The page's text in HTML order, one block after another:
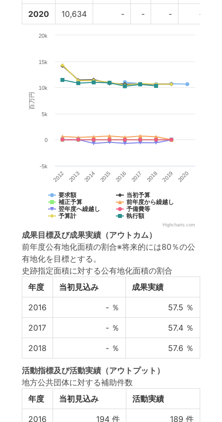
2020 10,634 - - - -
百万円
要求額
当初予算
補正予算
前年度から繰越し
翌年度へ繰越し
予備費等
予算計
執行額
2012 2013 2014 2015 2016 2017 2018 2019 2020
-5k
0
5k
10k
15k
20k
Highcharts.com
成果目標及び成果実績 （アウトカム）
前年度公有地化面積の割合※将来的には80％の公
有地化を目標とする。
史跡指定面積に対する公有地化面積の割合
年度
当初見込み 成果実績
2016 - ％ 57.5 ％
2017 - ％ 57.4 ％
2018 - ％ 57.6 ％
活動指標及び活動実績 （アウトプット）
地方公共団体に対する補助件数
年度
当初見込み 活動実績
2016 194 件 189 件